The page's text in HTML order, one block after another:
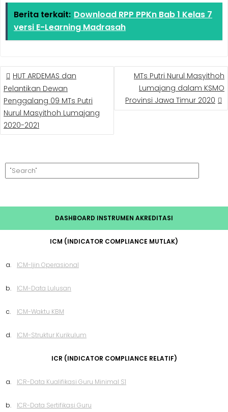
e
b
o
i
l
t
s
A
r
e
Berita terkait: Download RPP PPKn Bab 1 Kelas 7
versi E-Learning Madrasah
HUT ARDEMAS dan
Pelantikan Dewan
Penggalang 09 MTs Putri
Nurul Masyithoh Lumajang
2020-2021
MTs Putri Nurul Masyithoh
Lumajang dalam KSMO
Provinsi Jawa Timur 2020
DASHBOARD INSTRUMEN AKREDITASI
ICM (INDICATOR COMPLIANCE MUTLAK)
a. ICM-Ijin Operasional
b. ICM-Data Lulusan
c. ICM-Waktu KBM
d. ICM-Struktur Kurikulum
ICR (INDICATOR COMPLIANCE RELATIF)
a. ICR-Data Kualifikasi Guru Minimal S1
b. ICR-Data Sertifikasi Guru